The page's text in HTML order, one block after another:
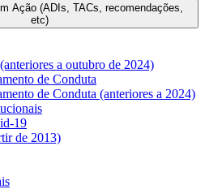
Ação (ADIs, TACs, recomendações,
etc)
a outubro de 2024)
de Conduta
de Conduta (anteriores a 2024)
19
de 2013)